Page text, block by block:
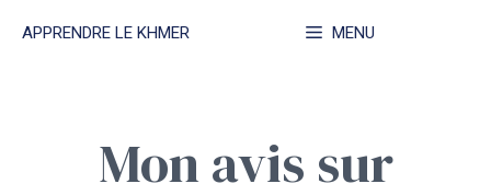
APPRENDRE LE KHMER MENU
Mon avis sur